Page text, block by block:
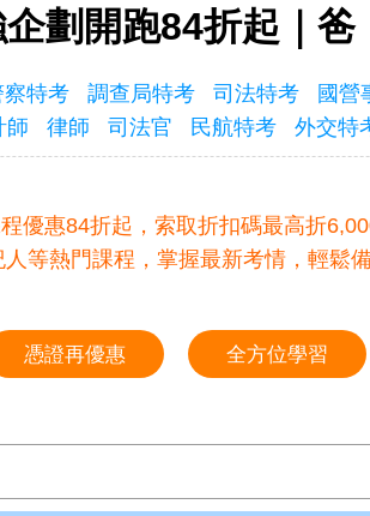
劃開跑84折起｜爸
特考 調查局特考 司法特考 國營
師 律師 司法官 民航特考 外交特
優惠84折起，索取折扣碼最高折
等熱門課程，掌握最新考情，輕鬆備
憑證再優惠 全方位學習